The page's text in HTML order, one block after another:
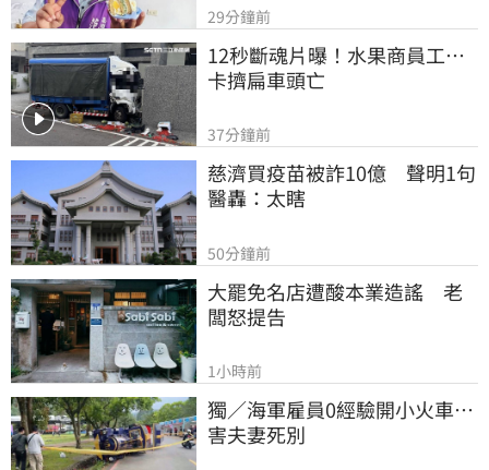
29分鐘前
12秒斷魂片曝！水果商員工…
卡擠扁車頭亡
37分鐘前
慈濟買疫苗被詐10億　聲明1句
醫轟：太瞎
50分鐘前
大罷免名店遭酸本業造謠　老
闆怒提告
1小時前
獨／海軍雇員0經驗開小火車…
害夫妻死別